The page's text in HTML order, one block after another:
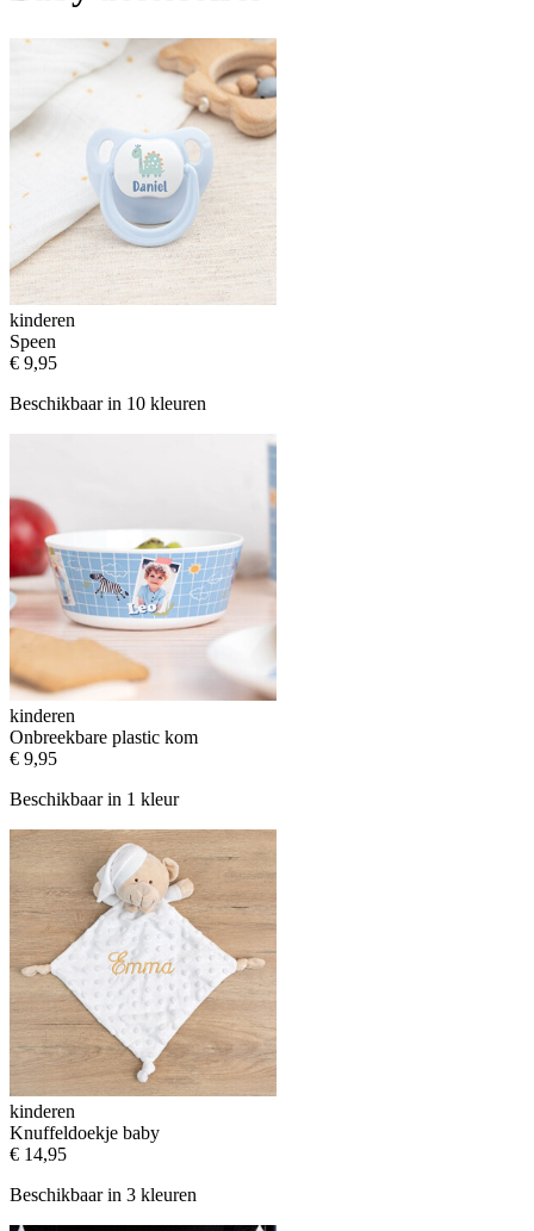
kinderen
Speen
€ 9,95
Beschikbaar in 10 kleuren
kinderen
Onbreekbare plastic kom
€ 9,95
Beschikbaar in 1 kleur
kinderen
Knuffeldoekje baby
€ 14,95
Beschikbaar in 3 kleuren